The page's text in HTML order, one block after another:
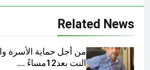
Related News
من أجل حماية الأسرة
النت بعد12مساءً ….